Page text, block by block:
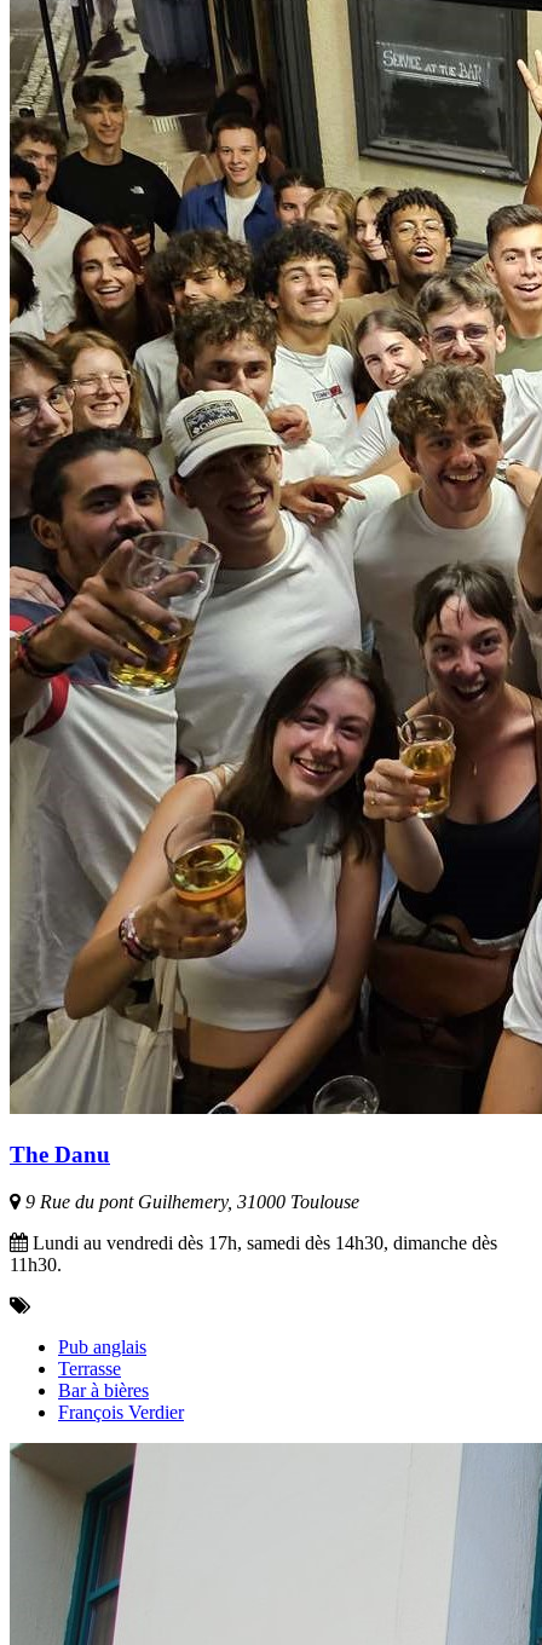
The Danu
9 Rue du pont Guilhemery, 31000 Toulouse
Lundi au vendredi dès 17h, samedi dès 14h30, dimanche dès
11h30.
Pub anglais
Terrasse
Bar à bières
François Verdier